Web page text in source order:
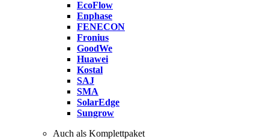
EcoFlow
Enphase
FENECON
Fronius
GoodWe
Huawei
Kostal
SAJ
SMA
SolarEdge
Sungrow
Auch als Komplettpaket